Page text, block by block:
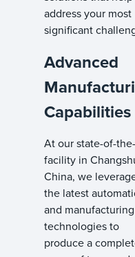
address your most
significant
Advanced
Capabilities
At our state-of-
facility in
China, we
the latest
and manufacturing
technologies to
produce a